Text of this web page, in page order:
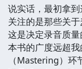
说实话，最初拿
关注的是那些关
这是决定录音质
本书的广度远超
（Mastering）